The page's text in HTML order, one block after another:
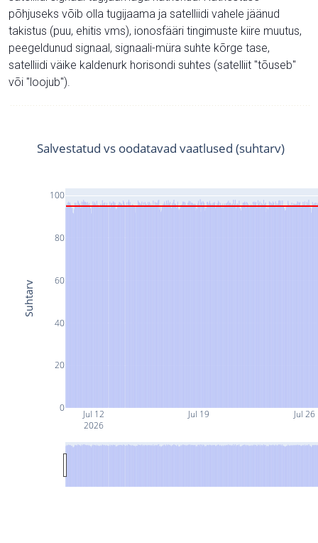
põhjuseks võib olla tugijaama ja satelliidi vahele jäänud
takistus (puu, ehitis vms), ionosfääri tingimuste kiire muutus,
peegeldunud signaal, signaali-müra suhte kõrge tase,
satelliidi väike kaldenurk horisondi suhtes (satelliit "tõuseb"
või "loojub").
Jul 12
2026
Jul 19 Jul 26
0
20
40
60
80
100
Salvestatud vs oodatavad vaatlused (suhtarv)
Suhtarv